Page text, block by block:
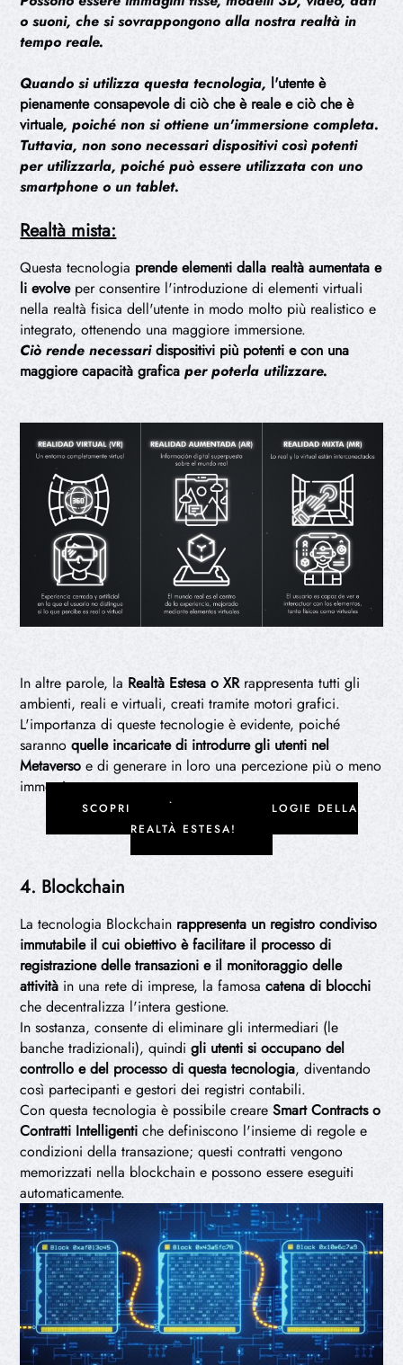
o suoni, che si sovrappongono alla nostra realtà in
tempo reale.
Quando si utilizza questa tecnologia, l'utente è
pienamente consapevole di ciò che è reale e ciò che è
virtuale, poiché non si ottiene un'immersione completa.
Tuttavia, non sono necessari dispositivi così potenti
per utilizzarla, poiché può essere utilizzata con uno
smartphone o un tablet.
Realtà mista:
Questa tecnologia prende elementi dalla realtà aumentata e
li evolve per consentire l'introduzione di elementi virtuali
nella realtà fisica dell'utente in modo molto più realistico e
integrato, ottenendo una maggiore immersione.
Ciò rende necessaridispositivi più potenti e con una
maggiore capacità grafica per poterla utilizzare.
In altre parole, la Realtà Estesa o XRrappresenta tutti gli
ambienti, reali e virtuali, creati tramite motori grafici.
L'importanza di queste tecnologie è evidente, poiché
sarannoquelle incaricate di introdurre gli utenti nel
Metaverso e di generare in loro una percezione più o meno
immersiva.
SCOPRI DI PIÙ SULLE TECNOLOGIE DELLA
REALTÀ ESTESA!
4. Blockchain
La tecnologia Blockchain rappresenta un registro condiviso
immutabile il cui obiettivo è facilitare il processo di
registrazione delle transazioni e il monitoraggio delle
attività in una rete di imprese, la famosacatena di blocchi
che decentralizza l'intera gestione.
In sostanza, consente di eliminare gli intermediari (le
banche tradizionali), quindigli utenti si occupano del
controllo e del processo di questa tecnologia, diventando
così partecipanti e gestori dei registri contabili.
Con questa tecnologia è possibile creareSmart Contracts o
Contratti Intelligentiche definiscono l'insieme di regole e
condizioni della transazione; questi contratti vengono
memorizzati nella blockchain e possono essere eseguiti
automaticamente.